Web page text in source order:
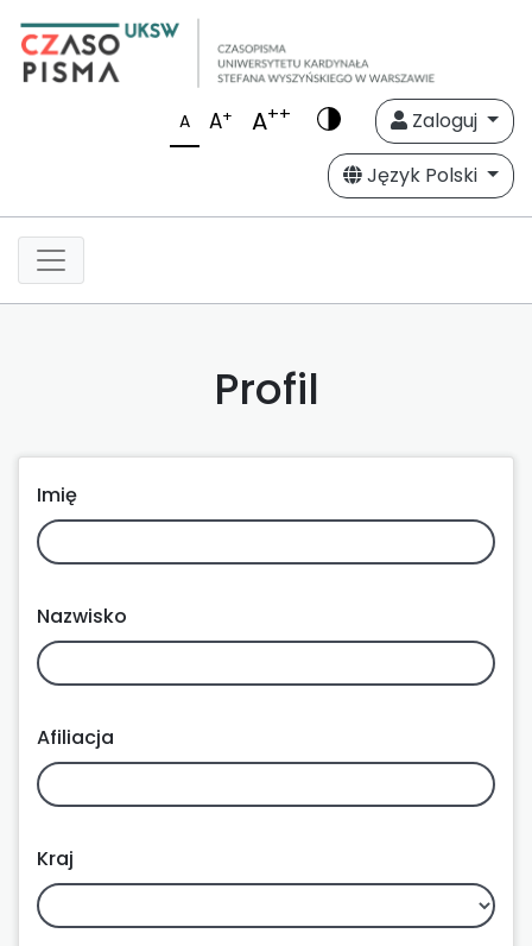
A A+ A++
Zaloguj
Język Polski
Profil
Imię
Nazwisko
Afiliacja
Kraj